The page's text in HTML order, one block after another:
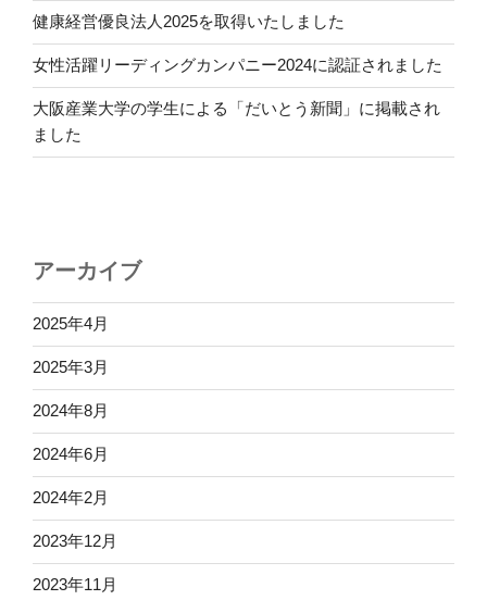
健康経営優良法人2025を取得いたしました
女性活躍リーディングカンパニー2024に認証されました
大阪産業大学の学生による「だいとう新聞」に掲載され
ました
アーカイブ
2025年4月
2025年3月
2024年8月
2024年6月
2024年2月
2023年12月
2023年11月